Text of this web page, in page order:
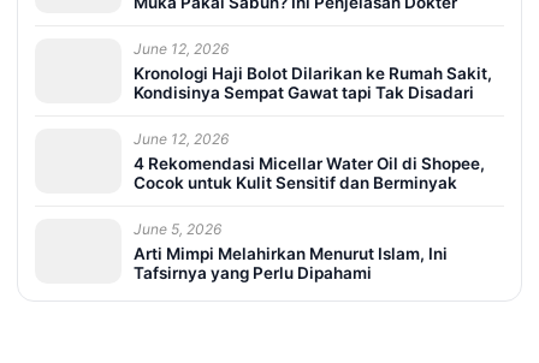
June 12, 2026
Kronologi Haji Bolot Dilarikan ke Rumah Sakit,
Kondisinya Sempat Gawat tapi Tak Disadari
June 12, 2026
4 Rekomendasi Micellar Water Oil di Shopee,
Cocok untuk Kulit Sensitif dan Berminyak
June 5, 2026
Arti Mimpi Melahirkan Menurut Islam, Ini
Tafsirnya yang Perlu Dipahami